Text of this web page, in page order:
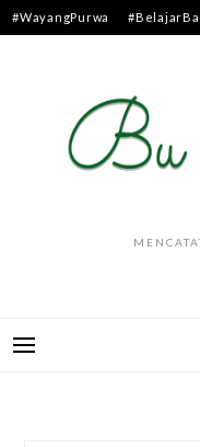
Skip
to
#WayangPurwa